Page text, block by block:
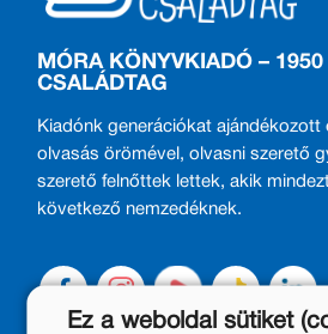
MÓRA KÖNYVKIADÓ – 1950
CSALÁDTAG
Kiadónk generációkat ajándékozott
olvasás örömével, olvasni szerető
szerető felnőttek lettek, akik
következő nemzedéknek.
Ez a weboldal sütiket